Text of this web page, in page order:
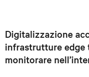
Digitalizzazione
infrastrutture edge
monitorare